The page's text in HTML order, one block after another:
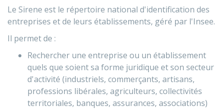
Le Sirene est le répertoire national d'identification des
entreprises et de leurs établissements, géré par l'Insee.
Il permet de :
Rechercher une entreprise ou un établissement
quels que soient sa forme juridique et son secteur
d'activité (industriels, commerçants, artisans,
professions libérales, agriculteurs, collectivités
territoriales, banques, assurances, associations)